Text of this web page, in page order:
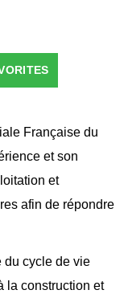
Française du
et son
et
afin de répondre
du cycle de vie
la construction et